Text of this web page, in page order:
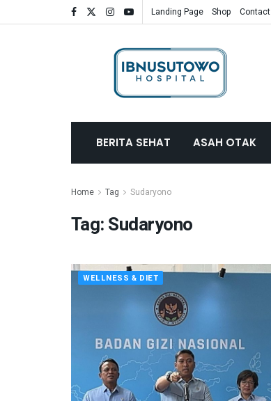
Landing Page Shop Contact
BERITA SEHAT ASAH OTAK
Home Tag Sudaryono
Tag:Sudaryono
WELLNESS & DIET